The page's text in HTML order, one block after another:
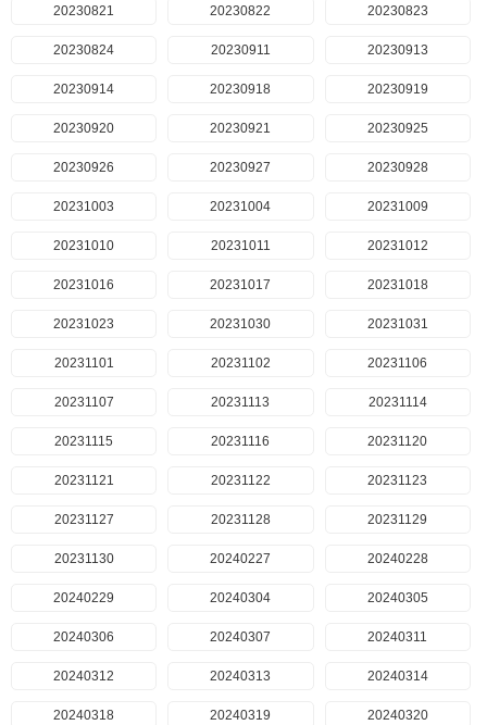
20230821 20230822 20230823
20230824 20230911 20230913
20230914 20230918 20230919
20230920 20230921 20230925
20230926 20230927 20230928
20231003 20231004 20231009
20231010 20231011 20231012
20231016 20231017 20231018
20231023 20231030 20231031
20231101 20231102 20231106
20231107 20231113 20231114
20231115 20231116 20231120
20231121 20231122 20231123
20231127 20231128 20231129
20231130 20240227 20240228
20240229 20240304 20240305
20240306 20240307 20240311
20240312 20240313 20240314
20240318 20240319 20240320